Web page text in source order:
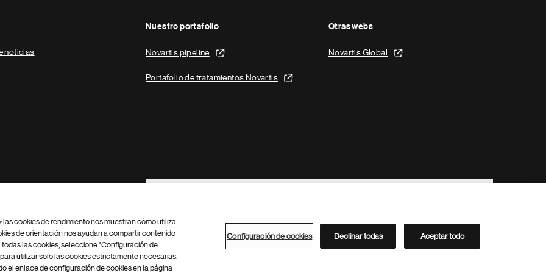
noticias
Nuestro portafolio
Novartis pipeline
Portafolio de tratamientos Novartis
Otras webs
Novartis Global
Footer Site Search
Configuración de cookies Mapa del sitio
Directorio de Novartis
cookies de rendimiento nos muestran cómo utiliza
de orientación nos ayudan a compartir contenido
las cookies, seleccione "Configuración de
utilizar solo las cookies estrictamente necesarias.
el enlace de configuración de cookies en la página
Configuración de cookies Declinar todas Aceptar todo